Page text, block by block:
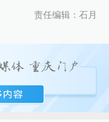
责任编辑：石月